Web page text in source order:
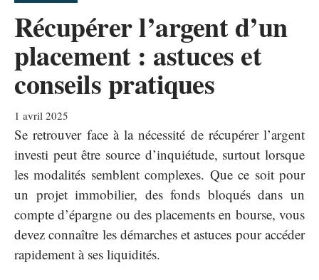
Récupérer l’argent d’un
placement : astuces et
conseils pratiques
1 avril 2025
Se retrouver face à la nécessité de récupérer l’argent
investi peut être source d’inquiétude, surtout lorsque
les modalités semblent complexes. Que ce soit pour
un projet immobilier, des fonds bloqués dans un
compte d’épargne ou des placements en bourse, vous
devez connaître les démarches et astuces pour accéder
rapidement à ses liquidités.